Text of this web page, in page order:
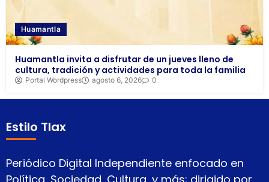
Huamantla
Huamantla invita a disfrutar de un jueves lleno de
cultura, tradición y actividades para toda la familia
Portal Wordpress agosto 6, 2026 0
Estilo Tlax
Periódico Digital Independiente enfocado en